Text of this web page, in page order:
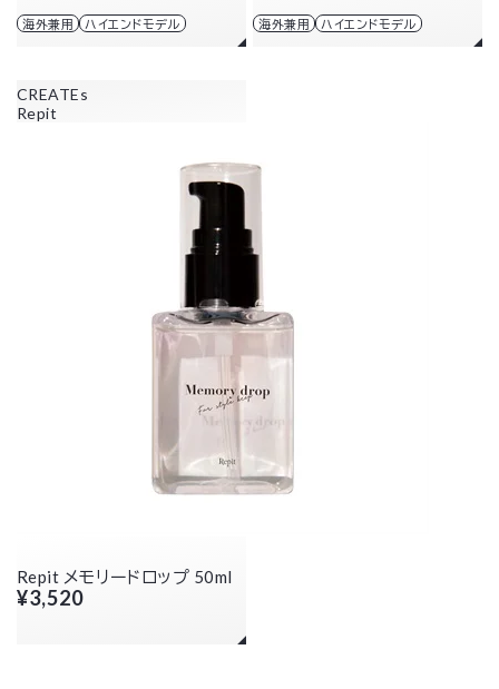
海外兼用 ハイエンドモデル 海外兼用 ハイエンドモデル
CREATEs
Repit
Repit メモリードロップ 50ml
¥3,520